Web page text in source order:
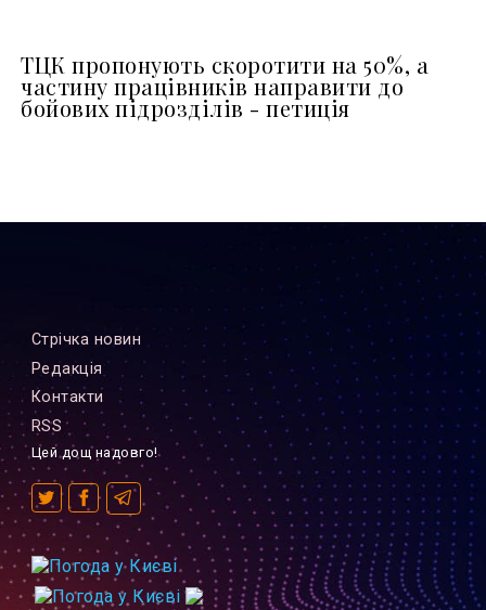
ТЦК пропонують скоротити на 50%, а
частину працівників направити до
бойових підрозділів - петиція
Стрiчка новин
Редакцiя
Контакти
RSS
Цей дощ надовго!